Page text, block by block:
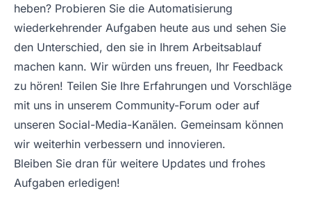
heben? Probieren Sie die Automatisierung
wiederkehrender Aufgaben heute aus und sehen Sie
den Unterschied, den sie in Ihrem Arbeitsablauf
machen kann. Wir würden uns freuen, Ihr Feedback
zu hören! Teilen Sie Ihre Erfahrungen und Vorschläge
mit uns in unserem Community-Forum oder auf
unseren Social-Media-Kanälen. Gemeinsam können
wir weiterhin verbessern und innovieren.
Bleiben Sie dran für weitere Updates und frohes
Aufgaben erledigen!